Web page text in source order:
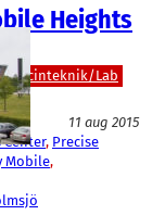
Heights
Lab
11 aug 2015
, Precise
Mobile